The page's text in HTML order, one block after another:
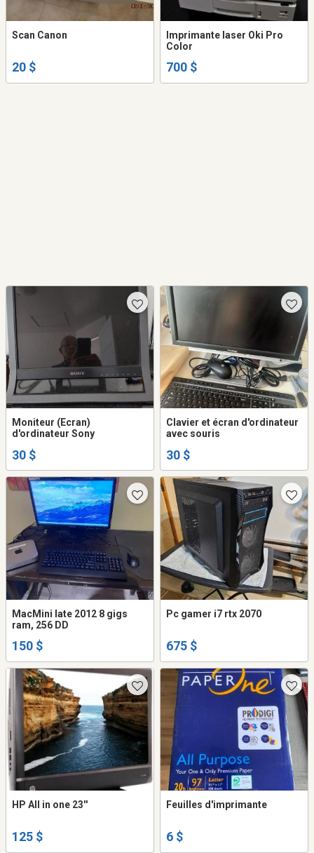
Scan Canon
20 $
Imprimante laser Oki Pro
Color
700 $
Moniteur (Ecran)
d'ordinateur Sony
30 $
Clavier et écran d'ordinateur
avec souris
30 $
MacMini late 2012 8 gigs
ram, 256 DD
150 $
Pc gamer i7 rtx 2070
675 $
HP All in one 23''
125 $
Feuilles d'imprimante
6 $